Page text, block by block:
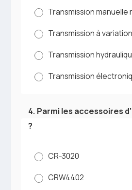
Transmission
Transmission à
Transmission
Transmission
4. Parmi les accessoires
?
CR-3020
CRW4402